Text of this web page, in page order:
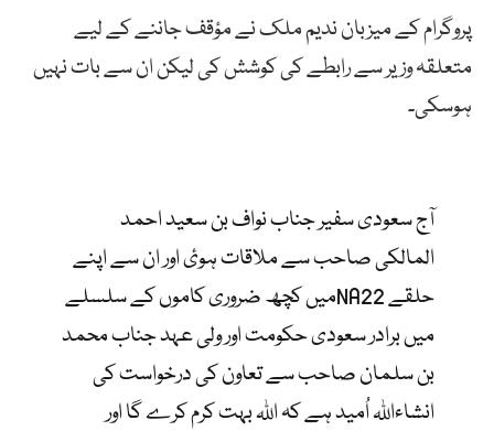
پروگرام کے میزبان ندیم ملک نے مؤقف جاننے کے لیے
متعلقہ وزیر سے رابطے کی کوشش کی لیکن ان سے بات نہیں
ہوسکی۔
آج سعودی سفیر جناب نواف بن سعید احمد
المالکی صاحب سے ملاقات ہوئ اور ان سے اپنے
حلقے NA22میں کچھ ضروری کاموں کے سلسلے
میں برادر سعودی حکومت اور ولی عہد جناب محمد
بن سلمان صاحب سے تعاون کی درخواست کی
انشاءاللہ اُمید ہے کہ اللہ بہت کرم کرے گا اور